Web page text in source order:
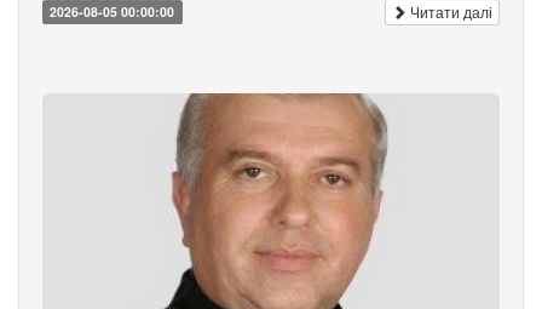
2026-08-05 00:00:00 Читати далі